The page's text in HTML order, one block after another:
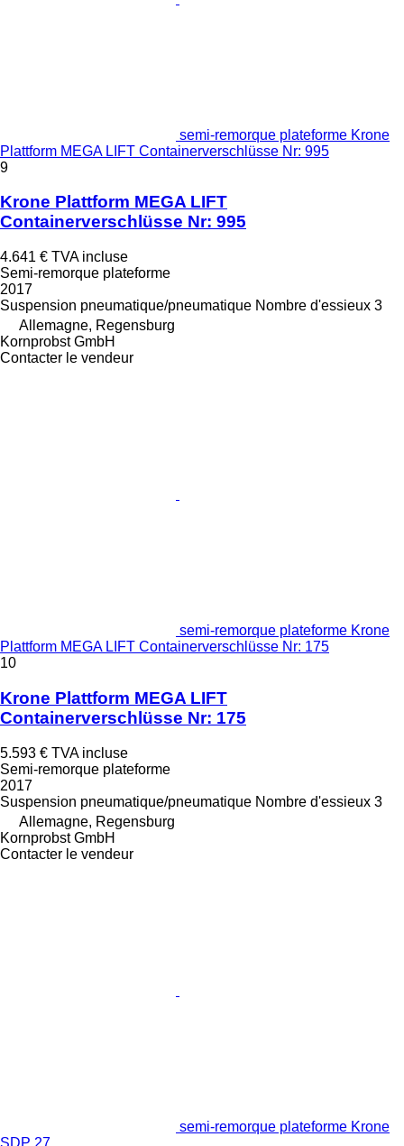
semi-remorque plateforme Krone
Plattform MEGA LIFT Containerverschlüsse Nr: 995
9
Krone Plattform MEGA LIFT
Containerverschlüsse Nr: 995
4.641 € TVA incluse
Semi-remorque plateforme
2017
Suspension pneumatique/pneumatique Nombre d'essieux 3
Allemagne, Regensburg
Kornprobst GmbH
Contacter le vendeur
semi-remorque plateforme Krone
Plattform MEGA LIFT Containerverschlüsse Nr: 175
10
Krone Plattform MEGA LIFT
Containerverschlüsse Nr: 175
5.593 € TVA incluse
Semi-remorque plateforme
2017
Suspension pneumatique/pneumatique Nombre d'essieux 3
Allemagne, Regensburg
Kornprobst GmbH
Contacter le vendeur
semi-remorque plateforme Krone
SDP 27